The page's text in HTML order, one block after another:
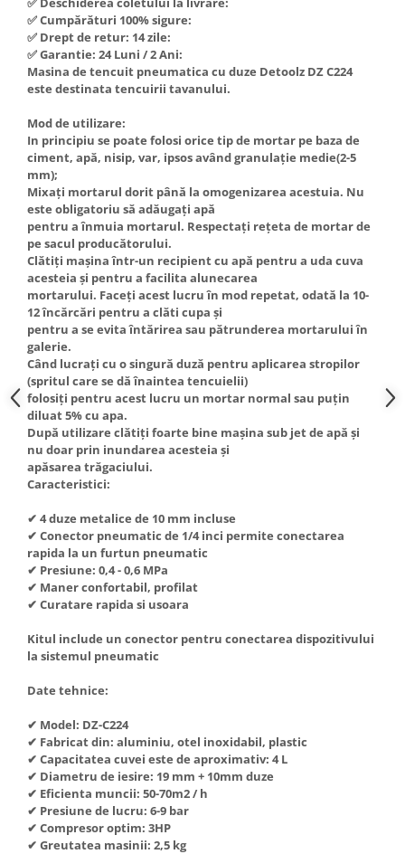
Nivela de masurat
Pistoale de impact electrice si
pneumatice
Prelungitoare
Polizoare electrice de banc si
unghiulare
Rindele si freze pentru lemn
Redresoare auto - roboti de
pornire
Suflante cu aer cald
Scari metalice
Strungurii
Scule cu acumulator
Scule pentru electricieni
Truse de scule
Truse de lipit PPR
Ventuze cu brate pentru transport
Hote Telescopice
Hote Traditionale
Hote Incorporabile
Hote Country
Hote Cupolare
Accesorii, consumabile hote
Masini de tocat carne
Masini de carnati ( CARNATARI )
Masini de spalat vase
Masini de spalat vase incorporabile
Masini de spalat vase
independente
Masini de spalat rufe
Masini de spalat rufe frontale
Masini de spalat rufe verticale
Masini de spalat rufe incorporabile
Masini de spalat rufe cu uscator
Uscatoare de rufe
Masini de facut paine
incorporabile
Seturi oale
SANDWICH MAKER
Storcatoare de fructe
Televizoare
✅ Cumpărături 100% sigure:
✅ Drept de retur: 14 zile:
✅ Garantie: 24 Luni / 2 Ani:
Masina de tencuit pneumatica cu duze Detoolz DZ C224
este destinata tencuirii tavanului.
Mod de utilizare:
In principiu se poate folosi orice tip de mortar pe baza de
ciment, apă, nisip, var, ipsos având granulație medie(2-5
mm);
Mixați mortarul dorit până la omogenizarea acestuia. Nu
este obligatoriu să adăugați apă
pentru a înmuia mortarul. Respectați rețeta de mortar de
pe sacul producătorului.
Clătiți mașina într-un recipient cu apă pentru a uda cuva
acesteia și pentru a facilita alunecarea
mortarului. Faceți acest lucru în mod repetat, odată la 10-
12 încărcări pentru a clăti cupa și
pentru a se evita întărirea sau pătrunderea mortarului în
galerie.
Când lucrați cu o singură duză pentru aplicarea stropilor
(spritul care se dă înaintea tencuielii)
folosiți pentru acest lucru un mortar normal sau puțin
diluat 5% cu apa.
După utilizare clătiți foarte bine mașina sub jet de apă și
nu doar prin inundarea acesteia și
apăsarea trăgaciului.
Caracteristici:
✔ 4 duze metalice de 10 mm incluse
✔ Conector pneumatic de 1/4 inci permite conectarea
rapida la un furtun pneumatic
✔ Presiune: 0,4 - 0,6 MPa
✔ Maner confortabil, profilat
✔ Curatare rapida si usoara
Kitul include un conector pentru conectarea dispozitivului
la sistemul pneumatic
Date tehnice:
✔ Model: DZ-C224
✔ Fabricat din: aluminiu, otel inoxidabil, plastic
✔ Capacitatea cuvei este de aproximativ: 4 L
✔ Diametru de iesire: 19 mm + 10mm duze
✔ Eficienta muncii: 50-70m2 / h
✔ Presiune de lucru: 6-9 bar
✔ Compresor optim: 3HP
✔ Greutatea masinii: 2,5 kg